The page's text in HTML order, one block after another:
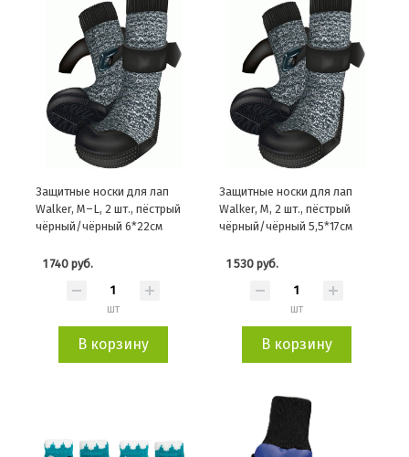
Защитные носки для лап
Walker, M–L, 2 шт., пёстрый
чёрный/чёрный 6*22см
1 740 руб.
шт
В корзину
Защитные носки для лап
Walker, M, 2 шт., пёстрый
чёрный/чёрный 5,5*17см
1 530 руб.
шт
В корзину